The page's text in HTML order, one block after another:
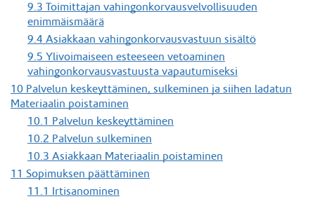
9.3 Toimittajan vahingonkorvausvelvollisuuden
enimmäismäärä
9.4 Asiakkaan vahingonkorvausvastuun sisältö
9.5 Ylivoimaiseen esteeseen vetoaminen
vahingonkorvausvastuusta vapautumiseksi
10 Palvelun keskeyttäminen, sulkeminen ja siihen ladatun
Materiaalin poistaminen
10.1 Palvelun keskeyttäminen
10.2 Palvelun sulkeminen
10.3 Asiakkaan Materiaalin poistaminen
11 Sopimuksen päättäminen
11.1 Irtisanominen